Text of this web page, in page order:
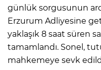
günlük sorgusunun
Erzurum Adliyesine
yaklaşık 8 saat süren
tamamlandı. Sonel,
mahkemeye sevk